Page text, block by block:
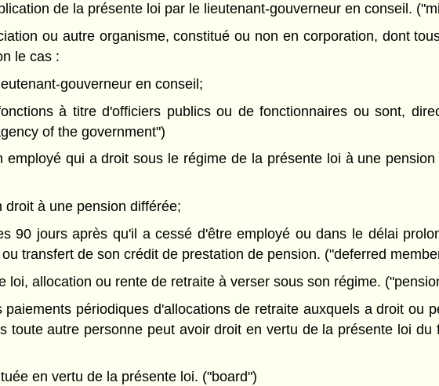
de la présente loi par le lieutenant-gouverneur en conseil.
ou autre organisme, constitué ou non en corporation, dont
le cas :
gouverneur en conseil;
à titre d'officiers publics ou de fonctionnaires ou sont,
of the government")
employé qui a droit sous le régime de la présente loi à une
à une pension différée;
90 jours après qu'il a cessé d'être employé ou dans le délai
transfert de son crédit de prestation de pension. ("deferred
allocation ou rente de retraite à verser sous son régime.
périodiques d'allocations de retraite auxquels a droit ou
autre personne peut avoir droit en vertu de la présente loi du
en vertu de la présente loi. ("board")